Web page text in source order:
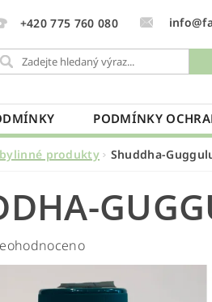
+420 775 760 080
PODMÍNKY
produkty Shuddha-